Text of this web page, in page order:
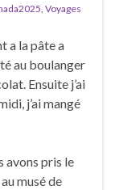
, Voyages
a la pâte a
au boulanger
Ensuite j’ai
j’ai mangé
avons pris le
musé de